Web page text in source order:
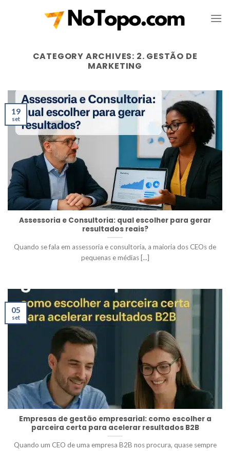
CATEGORY ARCHIVES: 2. GESTÃO DE
MARKETING
Assessoria e Consultoria: qual escolher para gerar
resultados reais?
Quando se fala em assessoria e consultoria, a maioria dos CEOs de
pequenas e médias [...]
19
set
Empresas de gestão empresarial: como escolher a
parceira certa para acelerar resultados B2B
Quando um CEO de uma empresa B2B nos procura, quase sempre
05
set